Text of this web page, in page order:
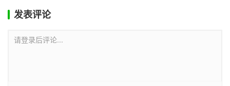
发表评论
请登录后评论...